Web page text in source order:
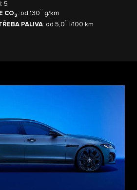
: 5
CO 2 : od 130†† g/km
PALIVA: od 5,0†† l/100 km